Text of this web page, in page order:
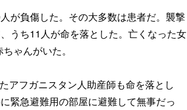
が負傷した。その大多数は患者だ。襲撃
うち11人が命を落とした。亡くなった女
ゃんがいた。
アフガニスタン人助産師も命を落とし
緊急避難用の部屋に避難して無事だっ